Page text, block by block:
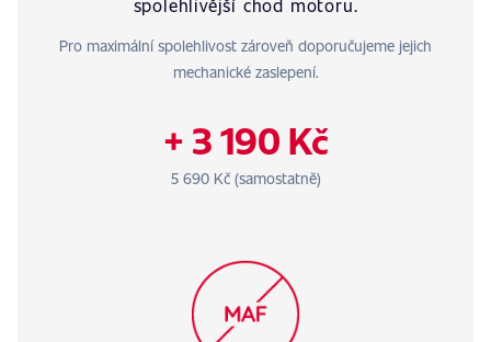
spolehlivější chod motoru.
Pro maximální spolehlivost zároveň doporučujeme jejich
mechanické zaslepení.
+ 3 190 Kč
5 690 Kč (samostatně)